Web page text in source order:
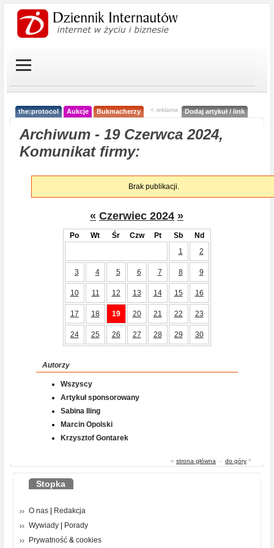
the:protocol Aukcje Bukmacherzy < reklama Dodaj artykuł / link
Archiwum - 19 Czerwca 2024,
Komunikat firmy:
Brak publikacji.
« Czerwiec 2024 »
Po Wt Śr Czw Pt Sb
Nd
1
2
3 4 5 6 7 8 9
10 11 12 13 14 15 16
17 18 19 20 21 22 23
24 25 26 27 28 29 30
Autorzy
Wszyscy
Artykuł sponsorowany
Sabina Iling
Marcin Opolski
Krzysztof Gontarek
« strona główna - do góry ^
Stopka
O nas
Redakcja
Wywiady
Porady
Prywatność & cookies